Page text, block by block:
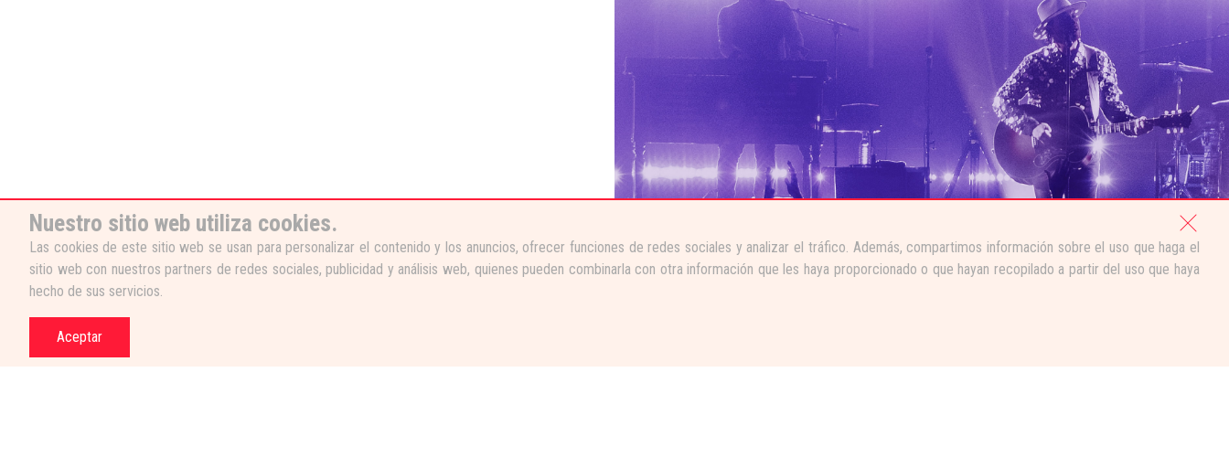
Nuestro sitio web utiliza cookies.
Las cookies de este sitio web se usan para personalizar el contenido y los anuncios, ofrecer funciones de redes sociales y analizar el tráfico. Además, compartimos información sobre el uso que haga el
sitio web con nuestros partners de redes sociales, publicidad y análisis web, quienes pueden combinarla con otra información que les haya proporcionado o que hayan recopilado a partir del uso que haya
hecho de sus servicios.
Aceptar